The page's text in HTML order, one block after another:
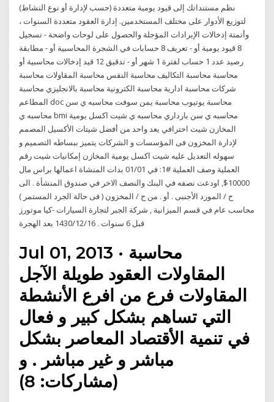
نظم مستنداتك إلى قيود يومية متعددة (حسب لإدارة أو نوع النشاط)
لتوزيع الأدوار على مختلف المستخدمين. إدارة العقود متعددة السنوات ،
وأتمتة إدخالات الإيرادات المؤجلة والحصول على لوحات واضحة - تسجيل
8 قيود يومية أو - تعريف 8 حسابات في الشجرة المحاسبية أو - مطابقة
رصيد عدد 1 حساب لفترة 1 شهر أو - تدقيق 12 قيد إدخالات محاسبية أو
محاسبة محاسبة التكاليف محاسبة النفس محاسبة المقاولات محاسبة
شركات محاسبة ادارية محاسبة الكترونية محاسبة بالانجليزي محاسبة
المطاعم doc محاسبة يوتيوب محاسبة يمن سوفت محاسبه ي سن
محاسبه ي bmi محاسبه ي سن بارداري محاسبه ي شيت اكسل يومية
المخازن شيت احترافي يعد واحد من أفضل شيتات الأكسيل المصمم
لإدارة المخزون فى المؤسسات و الشركات يتميز ببساطه التصميم و
سهوله التعديل عليه شيت اكسل يومية المخازن إمكانيات شيت رقم
العملية وصف العملية #1: في 01/01 بدات المنشاة اعمالها براس مال
10000$, اودعت نصفه في البنك والنصف الاخر في صندوق المنشأة . الى
ح / المورد الأجنبى . أو . من ح / المخزون ( فى حالة الجرد المستمر )
محاسب عام في قسم الميزانية , شركة الجبر لتجارة السيارات -كيا موتورز
قبل 6 سنوات . 16‏‏/12‏‏/1430 بعد الهجرة
Jul 01, 2013 · محاسبة
المقاولات العقود طويلة الآجل
المقاولات فرع من افرع الأنشطة
التي تساهم بشكل كبير و فعال
في تنمية الأقتصاد المعاصر بشكل
مباشر و غير مباشر . و
(مشاركات: 8)